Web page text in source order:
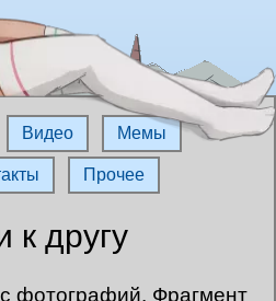
Видео Мемы
Прочее
к другу
фотографий. Фрагмент